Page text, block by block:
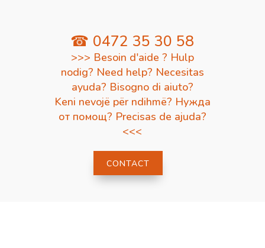
☎ 0472 35 30 58
>>> Besoin d'aide ? Hulp
nodig? Need help? Necesitas
ayuda? Bisogno di aiuto?
Keni nevojë për ndihmë? Нужда
от помощ? Precisas de ajuda?
<<<
CONTACT